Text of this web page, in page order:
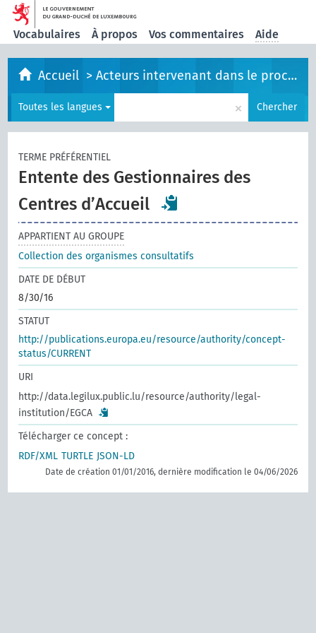
Vocabulaires À propos Vos commentaires Aide
Accueil >Acteurs intervenant dans le processus législatif
Toutes les langues × Chercher
TERME PRÉFÉRENTIEL
Entente des Gestionnaires des
Centres d’Accueil
APPARTIENT AU GROUPE
Collection des organismes consultatifs
DATE DE DÉBUT
8/30/16
STATUT
http://publications.europa.eu/resource/authority/concept-
status/CURRENT
URI
http://data.legilux.public.lu/resource/authority/legal-
institution/EGCA
Télécharger ce concept :
RDF/XML TURTLE JSON-LD
Date de création 01/01/2016, dernière modification le 04/06/2026